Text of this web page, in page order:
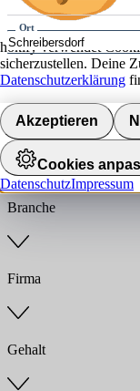
Ort
Umkreis
Jobs finden
Anstellungsart
Branche
Firma
Gehalt
hokify verwendet
sicherzustellen. Deine
Datenschutzerklärung
Akzeptieren
Cookies
DatenschutzImpressum